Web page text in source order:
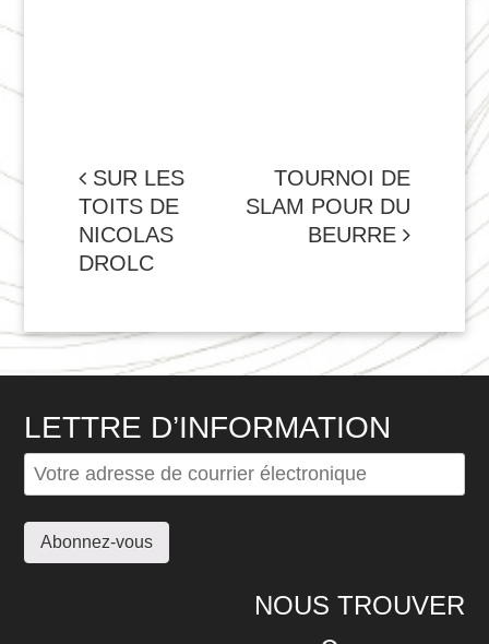
NAVIGATION
DE
L'ARTICLE
SUR LES
TOITS DE
NICOLAS
DROLC
TOURNOI DE
SLAM POUR DU
BEURRE
LETTRE D’INFORMATION
NOUS TROUVER